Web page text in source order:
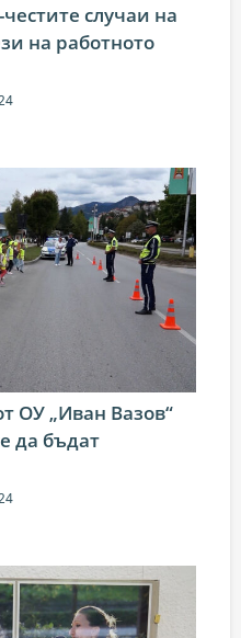
случаи на
на работното
OУ „Ивaн Baзoв“
да бъдат